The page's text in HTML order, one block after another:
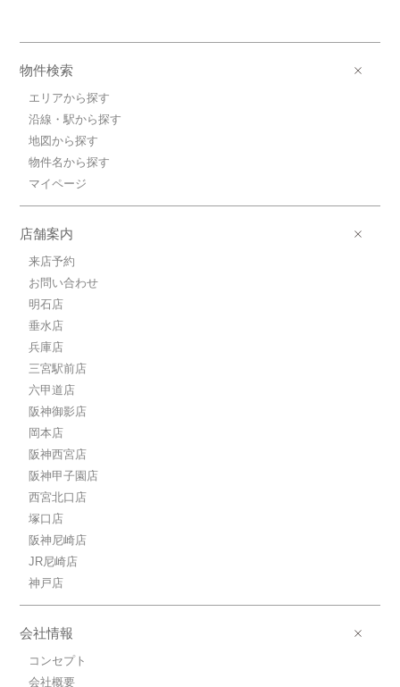
8.7万円(管理費7450円)
物件検索
エリアから探す
沿線・駅から探す
地図から探す
物件名から探す
マイページ
店舗案内
来店予約
お問い合わせ
明石店
垂水店
兵庫店
三宮駅前店
六甲道店
阪神御影店
岡本店
阪神西宮店
阪神甲子園店
西宮北口店
塚口店
阪神尼崎店
JR尼崎店
神戸店
会社情報
コンセプト
会社概要